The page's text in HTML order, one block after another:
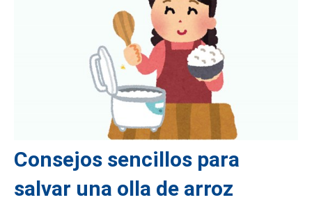
Consejos sencillos para
salvar una olla de arroz